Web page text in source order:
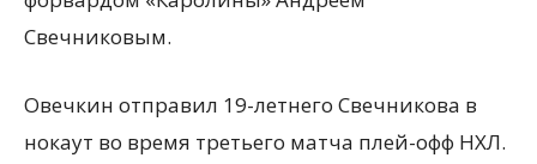
Свечниковым.
Овечкин отправил 19-летнего Свечникова в
нокаут во время третьего матча плей-офф НХЛ.